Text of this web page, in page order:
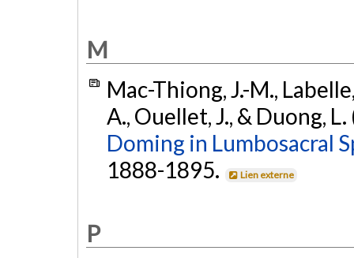
M
Mac-Thiong, J.-M.,
A., Ouellet, J., & Duong,
Doming in Lumbosacral
1888-1895.
Lien externe
P